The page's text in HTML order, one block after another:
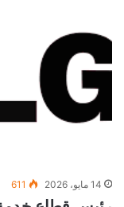
14 مايو، 2026 611